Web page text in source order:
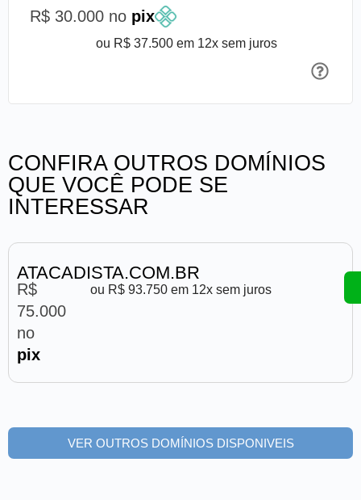
R$ 30.000 no pix
ou R$ 37.500 em 12x sem juros
CONFIRA OUTROS DOMÍNIOS
QUE VOCÊ PODE SE
INTERESSAR
ATACADISTA.COM.BR
R$
75.000
no
pix
ou R$ 93.750 em 12x sem juros
VER OUTROS DOMÍNIOS DISPONIVEIS